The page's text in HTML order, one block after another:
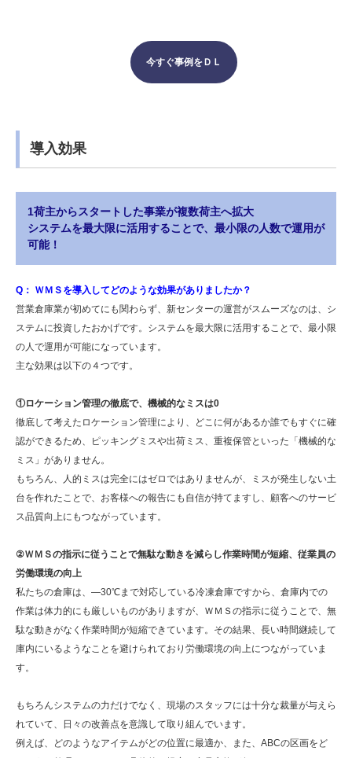
今すぐ事例をＤＬ
導入効果
1荷主からスタートした事業が複数荷主へ拡大
システムを最大限に活用することで、最小限の人数で運用が
可能！
Q： ＷＭＳを導入してどのような効果がありましたか？
営業倉庫業が初めてにも関わらず、新センターの運営がスムーズなのは、シ
ステムに投資したおかげです。システムを最大限に活用することで、最小限
の人で運用が可能になっています。
主な効果は以下の４つです。
①ロケーション管理の徹底で、機械的なミスは0
徹底して考えたロケーション管理により、どこに何があるか誰でもすぐに確
認ができるため、ピッキングミスや出荷ミス、重複保管といった「機械的な
ミス」がありません。
もちろん、人的ミスは完全にはゼロではありませんが、ミスが発生しない土
台を作れたことで、お客様への報告にも自信が持てますし、顧客へのサービ
ス品質向上にもつながっています。
②ＷＭＳの指示に従うことで無駄な動きを減らし作業時間が短縮、従業員の
労働環境の向上
私たちの倉庫は、―30℃まで対応している冷凍倉庫ですから、倉庫内での
作業は体力的にも厳しいものがありますが、ＷＭＳの指示に従うことで、無
駄な動きがなく作業時間が短縮できています。その結果、長い時間継続して
庫内にいるようなことを避けられており労働環境の向上につながっていま
す。
もちろんシステムの力だけでなく、現場のスタッフには十分な裁量が与えら
れていて、日々の改善点を意識して取り組んでいます。
例えば、どのようなアイテムがどの位置に最適か、また、ABCの区画をど